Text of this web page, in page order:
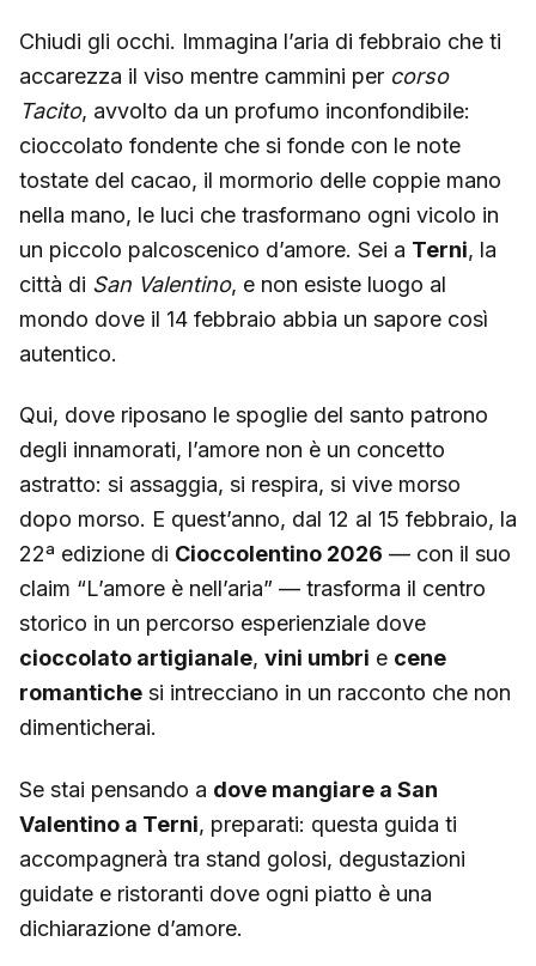
Chiudi gli occhi. Immagina l’aria di febbraio che ti
accarezza il viso mentre cammini per corso
Tacito, avvolto da un profumo inconfondibile:
cioccolato fondente che si fonde con le note
tostate del cacao, il mormorio delle coppie mano
nella mano, le luci che trasformano ogni vicolo in
un piccolo palcoscenico d’amore. Sei a Terni, la
città di San Valentino, e non esiste luogo al
mondo dove il 14 febbraio abbia un sapore così
autentico.
Qui, dove riposano le spoglie del santo patrono
degli innamorati, l’amore non è un concetto
astratto: si assaggia, si respira, si vive morso
dopo morso. E quest’anno, dal 12 al 15 febbraio, la
22ª edizione di Cioccolentino 2026 — con il suo
claim “L’amore è nell’aria” — trasforma il centro
storico in un percorso esperienziale dove
cioccolato artigianale, vini umbri e cene
romantiche si intrecciano in un racconto che non
dimenticherai.
Se stai pensando a dove mangiare a San
Valentino a Terni, preparati: questa guida ti
accompagnerà tra stand golosi, degustazioni
guidate e ristoranti dove ogni piatto è una
dichiarazione d’amore.